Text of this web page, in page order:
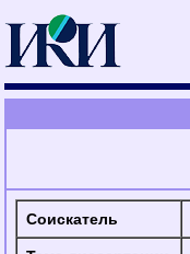
Соискатель